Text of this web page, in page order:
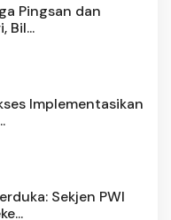
Pingsan dan
Bil...
Implementasikan
Sekjen PWI